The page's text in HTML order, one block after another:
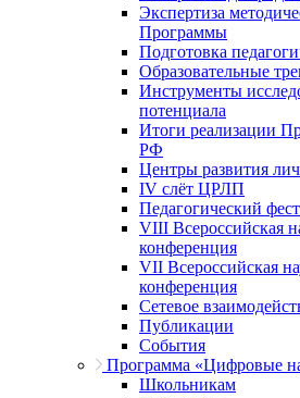
Экспертиза
Программы
Подготовка
Образовательные
Инструменты
потенциала
Итоги реализации
РФ
Центры развития
IV слёт ЦРЛП
Педагогический
VIII Всероссийская
конференция
VII Всероссийская
конференция
Сетевое
Публикации
События
Программа «Цифровые
Школьникам